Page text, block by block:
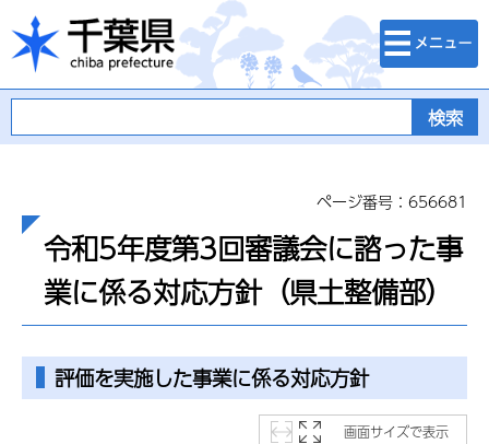
千葉県
検索・メニュ
ー
ページ番号：656681
令和5年度第3回審議会に諮った事
業に係る対応方針（県土整備部）
評価を実施した事業に係る対応方針
画面サイズで表示